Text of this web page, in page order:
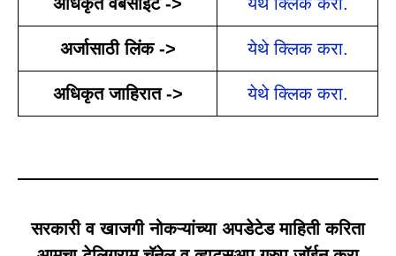
अर्जासाठी लिंक -> येथे क्लिक करा.
अधिकृत जाहिरात -> येथे क्लिक करा.
सरकारी व खाजगी नोकऱ्यांच्या अपडेटेड माहिती करिता